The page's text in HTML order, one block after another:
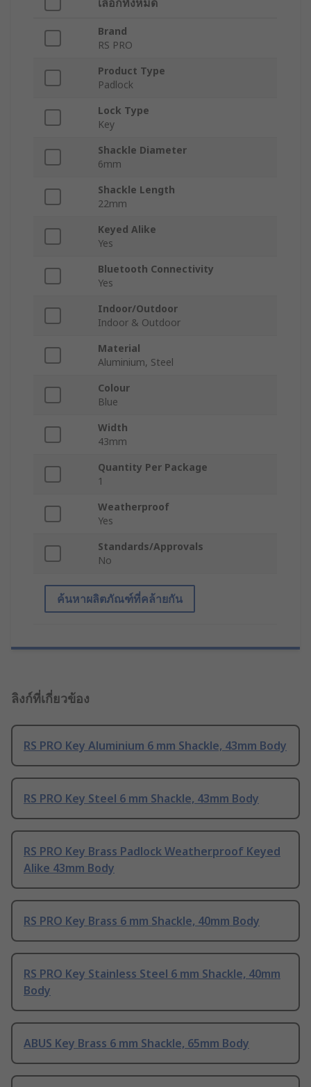
Brand
RS PRO
Product Type
Padlock
Lock Type
Key
Shackle Diameter
6mm
Shackle Length
22mm
Keyed Alike
Yes
Bluetooth Connectivity
Yes
Indoor/Outdoor
Indoor & Outdoor
Material
Aluminium, Steel
Colour
Blue
Width
43mm
Quantity Per Package
1
Weatherproof
Yes
Standards/Approvals
No
ค้นหาผลิตภัณฑ์ที่คล้ายกัน
ลิงก์ที่เกี่ยวข้อง
RS PRO Key Aluminium 6 mm Shackle, 43mm Body
RS PRO Key Steel 6 mm Shackle, 43mm Body
RS PRO Key Brass Padlock Weatherproof Keyed
Alike 43mm Body
RS PRO Key Brass 6 mm Shackle, 40mm Body
RS PRO Key Stainless Steel 6 mm Shackle, 40mm
Body
ABUS Key Brass 6 mm Shackle, 65mm Body